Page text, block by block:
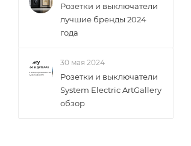
Розетки и выключатели
лучшие бренды 2024
года
30 мая 2024
Розетки и выключатели
System Electric ArtGallery
обзор